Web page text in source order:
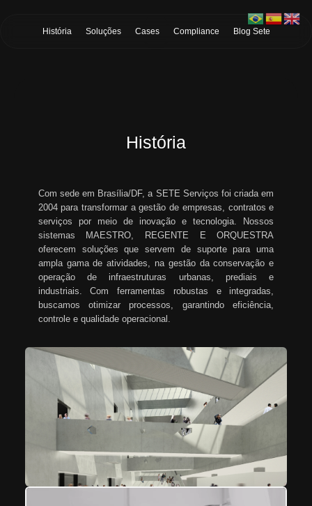
História Soluções Cases Compliance Blog Sete
História
Com sede em Brasília/DF, a SETE Serviços foi criada em
2004 para transformar a gestão de empresas, contratos e
serviços por meio de inovação e tecnologia. Nossos
sistemas MAESTRO, REGENTE E ORQUESTRA
oferecem soluções que servem de suporte para uma
ampla gama de atividades, na gestão da conservação e
operação de infraestruturas urbanas, prediais e
industriais. Com ferramentas robustas e integradas,
buscamos otimizar processos, garantindo eficiência,
controle e qualidade operacional.